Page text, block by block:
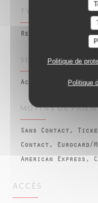
Politique de
Politique
TYPE DE
Restaurant
SERVICES
Accès wifi gratuit,
MOYENS DE
Sans Contact,
Contact, Eurocard/
American Express,
ACCÈS